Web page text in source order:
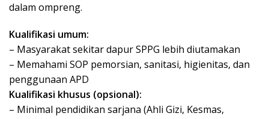
dalam ompreng.
Kualifikasi umum:
– Masyarakat sekitar dapur SPPG lebih diutamakan
– Memahami SOP pemorsian, sanitasi, higienitas, dan
penggunaan APD
Kualifikasi khusus (opsional):
– Minimal pendidikan sarjana (Ahli Gizi, Kesmas,